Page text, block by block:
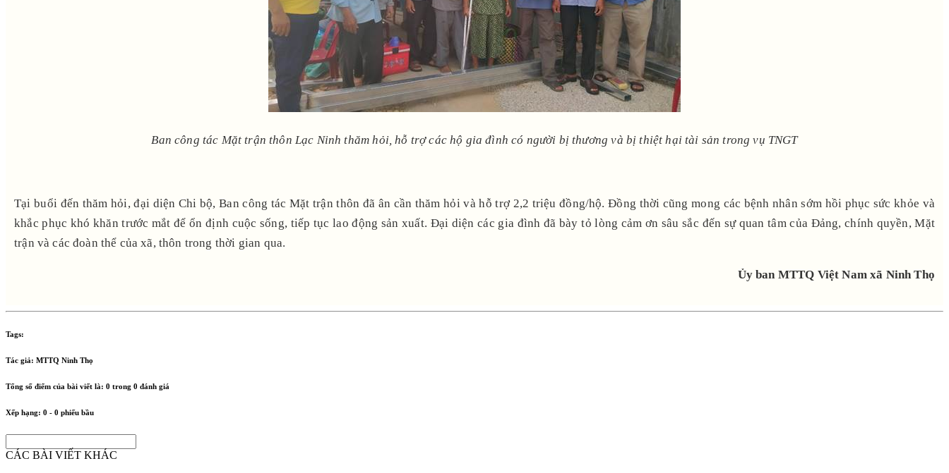
Ban công tác Mặt trận thôn Lạc Ninh thăm hỏi, hỗ trợ các hộ gia đình có người bị thương và bị thiệt hại tài sản trong vụ TNGT
Tại buổi đến thăm hỏi, đại diện Chi bộ, Ban công tác Mặt trận thôn đã ân cần thăm hỏi và hỗ trợ 2,2 triệu đồng/hộ. Đồng thời cũng mong các bệnh nhân sớm hồi phục sức khỏe và
khắc phục khó khăn trước mắt để ổn định cuộc sống, tiếp tục lao động sản xuất. Đại diện các gia đình đã bày tỏ lòng cảm ơn sâu sắc đến sự quan tâm của Đảng, chính quyền, Mặt
trận và các đoàn thể của xã, thôn trong thời gian qua.
Ủy ban MTTQ Việt Nam xã Ninh Thọ
Tags:
Tác giả: MTTQ Ninh Thọ
Tổng số điểm của bài viết là: 0 trong 0 đánh giá
Xếp hạng: 0 - 0 phiếu bầu
CÁC BÀI VIẾT KHÁC